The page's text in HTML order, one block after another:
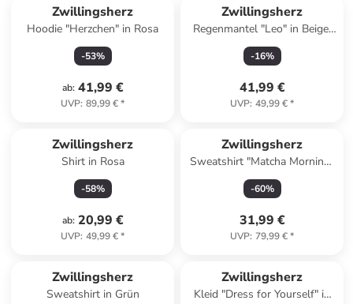
Zwillingsherz
Hoodie "Herzchen" in Rosa
-53%
ab: 41,99 €
UVP: 89,99 €*
Zwillingsherz
Regenmantel "Leo" in Beige/
Hellbraun
-16%
41,99 €
UVP: 49,99 €*
Zwillingsherz
Shirt in Rosa
-58%
ab: 20,99 €
UVP: 49,99 €*
Zwillingsherz
Sweatshirt "Matcha Morning"
in Grün
-60%
31,99 €
UVP: 79,99 €*
Zwillingsherz
Sweatshirt in Grün
Zwillingsherz
Kleid "Dress for Yourself" in